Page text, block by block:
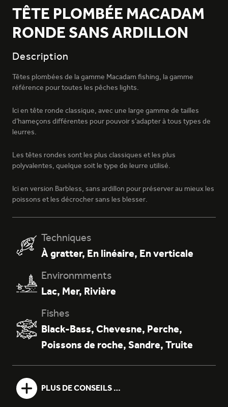
TÊTE PLOMBÉE MACADAM
RONDE SANS ARDILLON
Description
Têtes plombées de la gamme Macadam fishing, la gamme
référence pour toutes les pêches lights.
Ici en tête ronde classique, avec une large gamme de tailles
d’hameçons différentes pour pouvoir s’adapter à tous types de
leurres.
Les têtes rondes sont les plus classiques et les plus
polyvalentes, quelque soit le type de leurre utilisé.
Ici en version Barbless, sans ardillon pour préserver au mieux les
poissons et les décrocher sans les blesser.
Techniques
À gratter, En linéaire, En verticale
Environmments
Lac, Mer, Rivière
Fishes
Black-Bass, Chevesne, Perche,
Poissons de roche, Sandre, Truite
PLUS DE CONSEILS …